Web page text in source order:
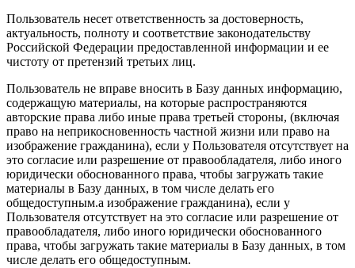
Пользователь несет ответственность за достоверность,
актуальность, полноту и соответствие законодательству
Российской Федерации предоставленной информации и ее
чистоту от претензий третьих лиц.
Пользователь не вправе вносить в Базу данных информацию,
содержащую материалы, на которые распространяются
авторские права либо иные права третьей стороны, (включая
право на неприкосновенность частной жизни или право на
изображение гражданина), если у Пользователя отсутствует на
это согласие или разрешение от правообладателя, либо иного
юридически обоснованного права, чтобы загружать такие
материалы в Базу данных, в том числе делать его
общедоступным.а изображение гражданина), если у
Пользователя отсутствует на это согласие или разрешение от
правообладателя, либо иного юридически обоснованного
права, чтобы загружать такие материалы в Базу данных, в том
числе делать его общедоступным.